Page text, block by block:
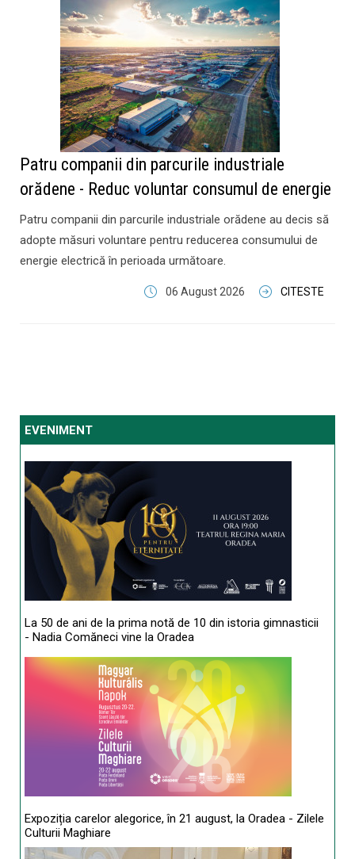
Patru companii din parcurile industriale
orădene - Reduc voluntar consumul de energie
Patru companii din parcurile industriale orădene au decis să
adopte măsuri voluntare pentru reducerea consumului de
energie electrică în perioada următoare.
06 August 2026 CITESTE
EVENIMENT
La 50 de ani de la prima notă de 10 din istoria gimnasticii
- Nadia Comăneci vine la Oradea
Expoziția carelor alegorice, în 21 august, la Oradea - Zilele
Culturii Maghiare